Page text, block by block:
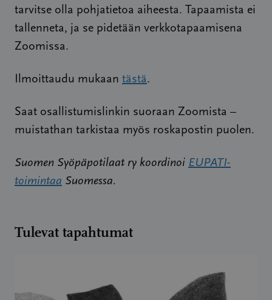
tarvitse olla pohjatietoa aiheesta. Tapaamista ei
tallenneta, ja se pidetään verkkotapaamisena
Zoomissa.
Ilmoittaudu mukaan tästä.
Saat osallistumislinkin suoraan Zoomista –
muistathan tarkistaa myös roskapostin puolen.
Suomen Syöpäpotilaat ry koordinoi EUPATI-
toimintaa Suomessa.
Tulevat tapahtumat